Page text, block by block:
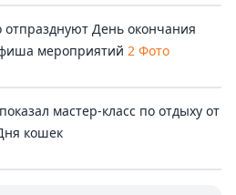
День окончания
мероприятий 2 Фото
мастер-класс по отдыху от
кошек